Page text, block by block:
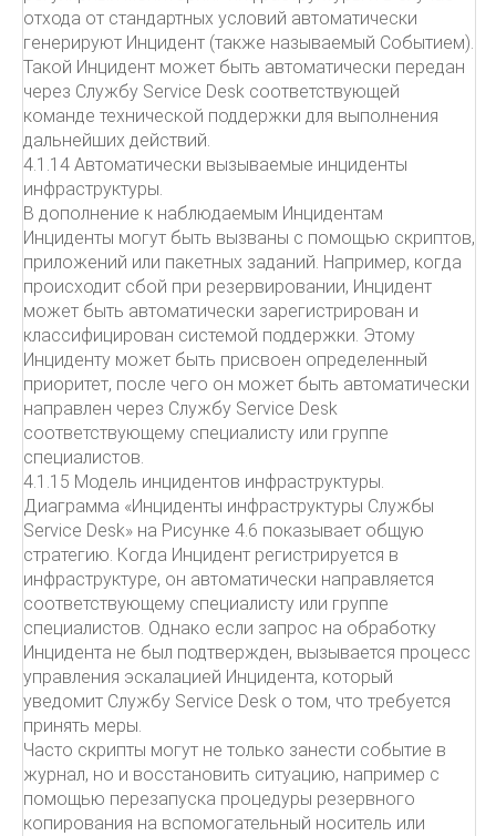
отхода от стандартных условий автоматически
генерируют Инцидент (также называемый Событием).
Такой Инцидент может быть автоматически передан
через Службу Service Desk соответствующей
команде технической поддержки для выполнения
дальнейших действий.
4.1.14 Автоматически вызываемые инциденты
инфраструктуры.
В дополнение к наблюдаемым Инцидентам
Инциденты могут быть вызваны с помощью скриптов,
приложений или пакетных заданий. Например, когда
происходит сбой при резервировании, Инцидент
может быть автоматически зарегистрирован и
классифицирован системой поддержки. Этому
Инциденту может быть присвоен определенный
приоритет, после чего он может быть автоматически
направлен через Службу Service Desk
соответствующему специалисту или группе
специалистов.
4.1.15 Модель инцидентов инфраструктуры.
Диаграмма «Инциденты инфраструктуры Службы
Service Desk» на Рисунке 4.6 показывает общую
стратегию. Когда Инцидент регистрируется в
инфраструктуре, он автоматически направляется
соответствующему специалисту или группе
специалистов. Однако если запрос на обработку
Инцидента не был подтвержден, вызывается процесс
управления эскалацией Инцидента, который
уведомит Службу Service Desk о том, что требуется
принять меры.
Часто скрипты могут не только занести событие в
журнал, но и восстановить ситуацию, например с
помощью перезапуска процедуры резервного
копирования на вспомогательный носитель или